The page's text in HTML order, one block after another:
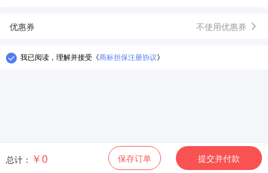
优惠券 不使用优惠券
我已阅读，理解并接受 《商标担保注册协议》
总计： ￥0 保存订单 提交并付款